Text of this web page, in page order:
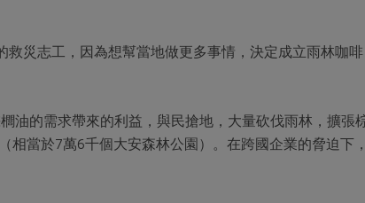
災志工，因為想幫當地做更多事情，決定成立雨林咖
油的需求帶來的利益，與民搶地，大量砍伐雨林，擴張
當於7萬6千個大安森林公園）。在跨國企業的脅迫下